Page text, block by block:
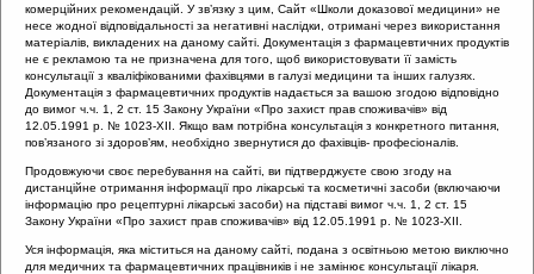
Головна
Проведені заходи
EPOS Congress 2020 | Фокус: Риносинусит
EPOS Congress 2020 | Фокус:
Риносинусит::Раціональна
антибіотикотерапія
комерційних рекомендацій. У зв’язку з цим, Сайт «Школи доказової медицини» не
несе жодної відповідальності за негативні наслідки, отримані через використання
матеріалів, викладених на даному сайті. Документація з фармацевтичних продуктів
не є рекламою та не призначена для того, щоб використовувати її замість
консультації з кваліфікованими фахівцями в галузі медицини та інших галузях.
Документація з фармацевтичних продуктів надається за вашою згодою відповідно
до вимог ч.ч. 1, 2 ст. 15 Закону України «Про захист прав споживачів» від
12.05.1991 р. № 1023-XII. Якщо вам потрібна консультація з конкретного питання,
пов’язаного зі здоров’ям, необхідно звернутися до фахівців- професіоналів.
Продовжуючи своє перебування на сайті, ви підтверджуєте свою згоду на
дистанційне отримання інформації про лікарські та косметичні засоби (включаючи
інформацію про рецептурні лікарські засоби) на підставі вимог ч.ч. 1, 2 ст. 15
Закону України «Про захист прав споживачів» від 12.05.1991 р. № 1023-XII.
Уся інформація, яка міститься на даному сайті, подана з освітньою метою виключно
для медичних та фармацевтичних працівників і не замінює консультації лікаря.